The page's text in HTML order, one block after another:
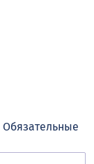
Обязательные